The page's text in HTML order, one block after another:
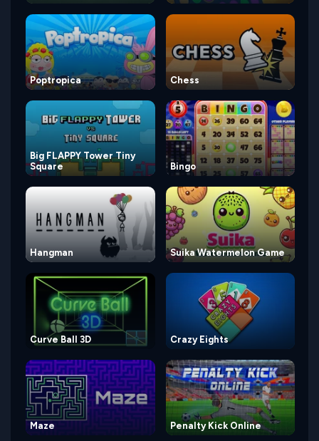
Poptropica Chess
Big FLAPPY Tower Tiny
Square
Bingo
Hangman Suika Watermelon Game
Curve Ball 3D Crazy Eights
Maze Penalty Kick Online